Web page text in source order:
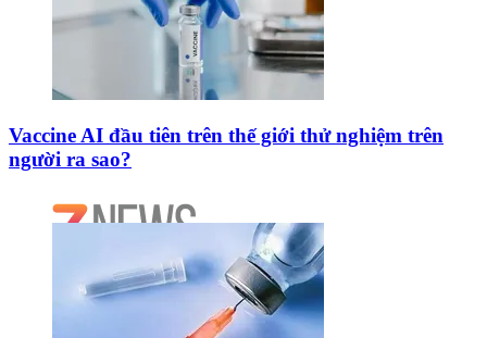
Vaccine AI đầu tiên trên thế giới thử nghiệm trên
người ra sao?